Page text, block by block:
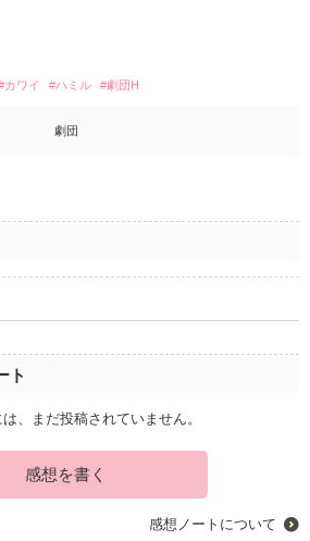
カワイ #ハミル #劇団H
劇団
ト
、まだ投稿されていません。
感想を書く
感想ノートについて